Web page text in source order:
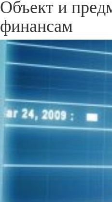
Объект и
финансам